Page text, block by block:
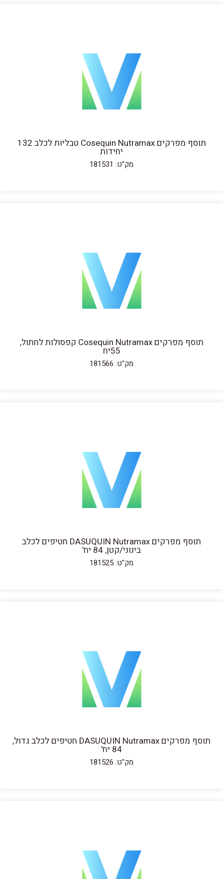
תוסף מפרקים Cosequin Nutramax טבליות לכלב 132
יחידות
מק"ט: 181531
תוסף מפרקים Cosequin Nutramax קפסולות לחתול,
55יח
מק"ט: 181566
תוסף מפרקים DASUQUIN Nutramax חטיפים לכלב
בינוני/קטן, 84 יח'
מק"ט: 181525
תוסף מפרקים DASUQUIN Nutramax חטיפים לכלב גדול,
84 יח'
מק"ט: 181526